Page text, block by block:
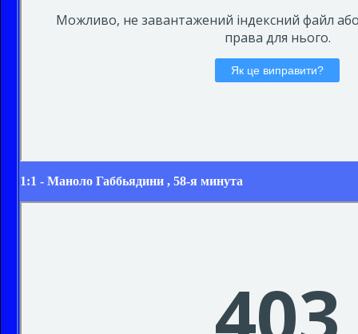
1:1 - Маноло Габбьядини , 58-я минута